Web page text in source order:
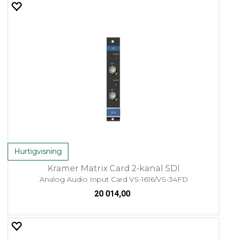
Hurtigvisning
Kramer Matrix Card 2-kanal SDI
Analog Audio Input Card VS-1616/VS-34FD
20 014,00